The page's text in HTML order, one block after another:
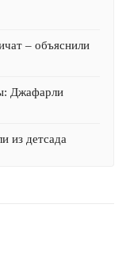
– объяснили
Джафарли
из детсада